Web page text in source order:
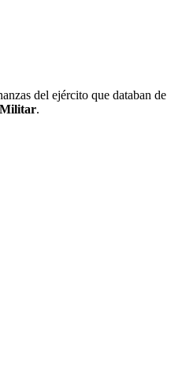
del ejército que databan de
Militar.